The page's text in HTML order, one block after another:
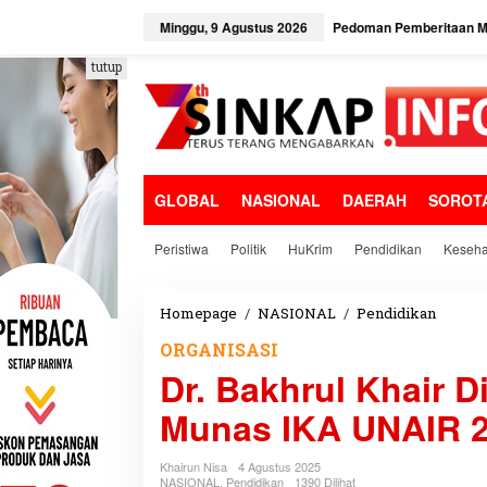
e
k
o
n
t
e
n
Minggu, 9 Agustus 2026 Pedoman Pemberitaan
GLOBAL NASIONAL DAERAH
Peristiwa Politik HuKrim Pendidikan
tutup
Homepage / NASIONAL / Pendidikan
a
k
h
ORGANISASI
Dr. Bakhrul Khair
Munas IKA UNAIR
Khairun Nisa
4 Agustus 2025
NASIONAL
Pendidikan 1390 Dilihat